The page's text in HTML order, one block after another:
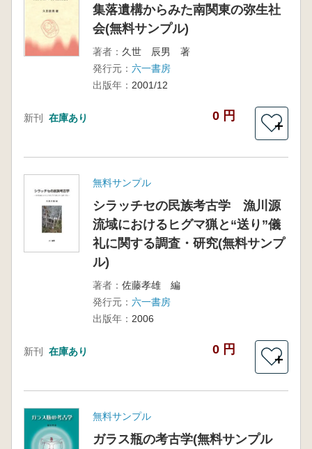
集落遺構からみた南関東の弥生社
会(無料サンプル)
著者： 久世 辰男 著
発行元： 六一書房
出版年： 2001/12
新刊 在庫あり 0 円
＋
無料サンプル
シラッチセの民族考古学 漁川源
流域におけるヒグマ猟と“送り”儀
礼に関する調査・研究(無料サンプ
ル)
著者： 佐藤孝雄 編
発行元： 六一書房
出版年： 2006
新刊 在庫あり 0 円
＋
無料サンプル
ガラス瓶の考古学(無料サンプル